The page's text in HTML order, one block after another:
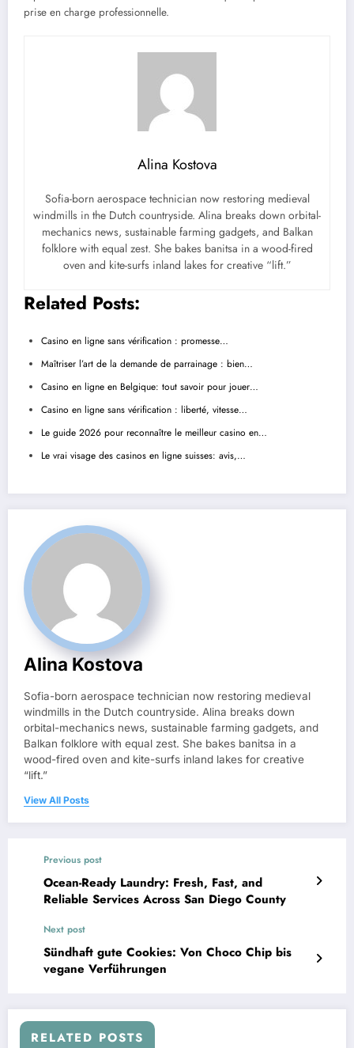
prise en charge professionnelle.
Alina Kostova
Sofia-born aerospace technician now restoring medieval
windmills in the Dutch countryside. Alina breaks down orbital-
mechanics news, sustainable farming gadgets, and Balkan
folklore with equal zest. She bakes banitsa in a wood-fired
oven and kite-surfs inland lakes for creative “lift.”
Related Posts:
Casino en ligne sans vérification : promesse…
Maîtriser l’art de la demande de parrainage : bien…
Casino en ligne en Belgique: tout savoir pour jouer…
Casino en ligne sans vérification : liberté, vitesse…
Le guide 2026 pour reconnaître le meilleur casino en…
Le vrai visage des casinos en ligne suisses: avis,…
Alina Kostova
Sofia-born aerospace technician now restoring medieval
windmills in the Dutch countryside. Alina breaks down
orbital-mechanics news, sustainable farming gadgets, and
Balkan folklore with equal zest. She bakes banitsa in a
wood-fired oven and kite-surfs inland lakes for creative
“lift.”
View All Posts
Previous post
Ocean-Ready Laundry: Fresh, Fast, and
Reliable Services Across San Diego County
Next post
Sündhaft gute Cookies: Von Choco Chip bis
vegane Verführungen
RELATED POSTS